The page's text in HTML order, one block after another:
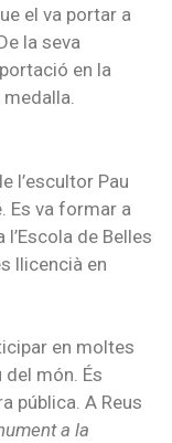
el va portar a
la seva
en la
l’escultor Pau
Es va formar a
l’Escola de Belles
llicencià en
en moltes
del món. És
pública. A Reus
a la